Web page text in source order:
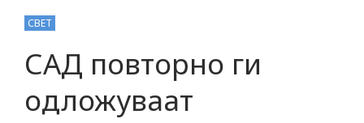
СВЕТ
САД повторно ги
одложуваат